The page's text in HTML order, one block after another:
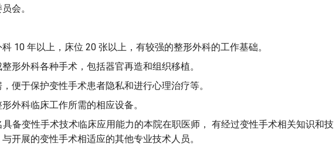
会。
10 年以上，床位 20 张以上，有较强的整形外科的工作基础。
形外科各种手术，包括器官再造和组织移植。
便于保护变性手术患者隐私和进行心理治疗等。
外科临床工作所需的相应设备。
具备变性手术技术临床应用能力的本院在职医师， 有经过变性手术相关知识和技
开展的变性手术相适应的其他专业技术人员。